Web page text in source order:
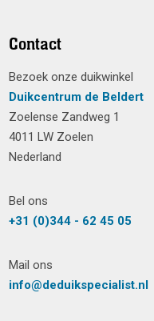
Contact
Bezoek onze duikwinkel
Duikcentrum de Beldert
Zoelense Zandweg 1
4011 LW Zoelen
Nederland
Bel ons
+31 (0)344 - 62 45 05
Mail ons
info@deduikspecialist.nl